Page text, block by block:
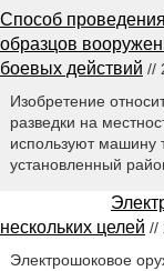
Способ
образцов
боевых действий //
Изобретение
разведки на
используют машину
установленный
нескольких целей //
Электрошоковое